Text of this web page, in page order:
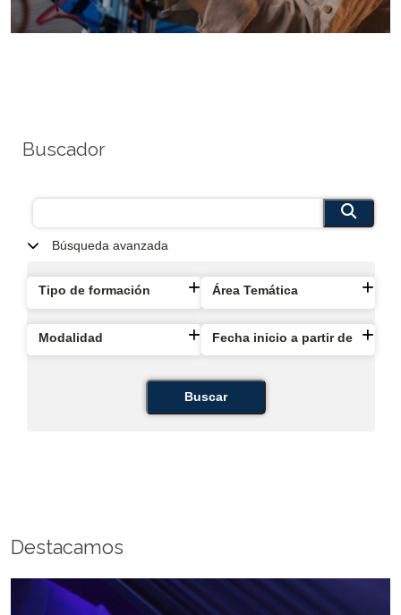
Buscador
Búsqueda avanzada
Tipo de formación Área Temática
Modalidad Fecha inicio a partir de
Buscar
Destacamos